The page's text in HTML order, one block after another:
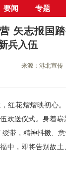
要闻 专题
中心> 县市区> 港
矢志报国
兵入伍
来源：港北宣传
红花熠熠映初心
欢送仪式。身着
绶带，精神抖擞、
中，即将告别故